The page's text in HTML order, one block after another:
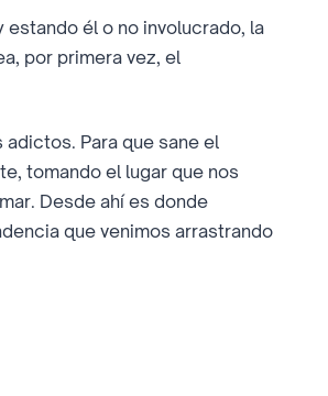
él o no involucrado, la
por primera vez, el
Para que sane el
tomando el lugar que nos
Desde ahí es donde
que venimos arrastrando